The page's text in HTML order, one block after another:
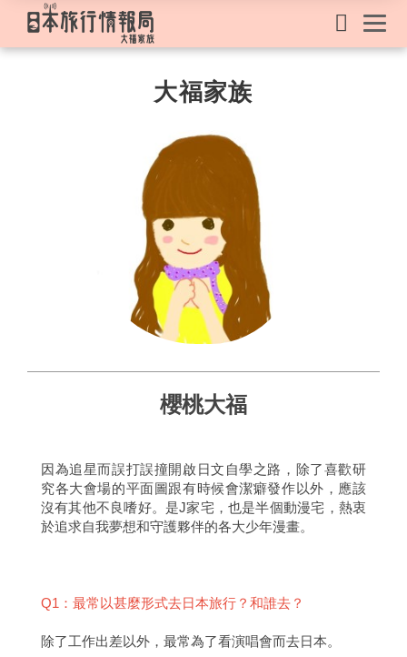
大福家族
櫻桃大福
因為追星而誤打誤撞開啟日文自學之路，除了喜歡研
究各大會場的平面圖跟有時候會潔癖發作以外，應該
沒有其他不良嗜好。是J家宅，也是半個動漫宅，熱衷
於追求自我夢想和守護夥伴的各大少年漫畫。
Q1：最常以甚麼形式去日本旅行？和誰去？
除了工作出差以外，最常為了看演唱會而去日本。